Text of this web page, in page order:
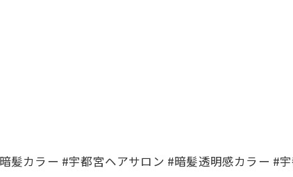
カラー #宇都宮ヘアサロン #暗髪透明感カラー #